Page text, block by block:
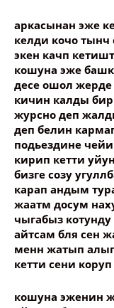
аркасынан эже
келди кочо тынч
экен качп
кошуна эже
десе ошол
кичин калды
журсно деп
деп белин
подьездине
кирип кетти
бизге созу
карап андым
жаатм досум
чыгабыз
айтсам бля сен
менн жатып
кетти сени
кошуна эженин